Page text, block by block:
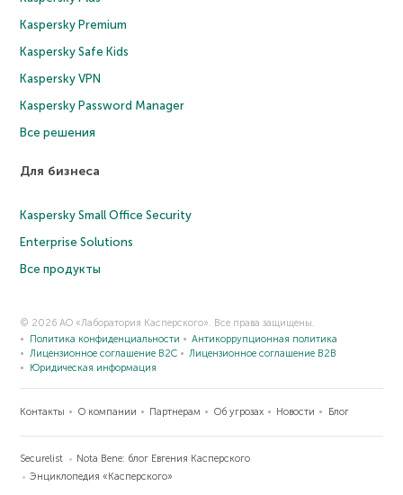
Kaspersky Premium
Kaspersky Safe Kids
Kaspersky VPN
Kaspersky Password Manager
Все решения
Для бизнеса
Kaspersky Small Office Security
Enterprise Solutions
Все продукты
© 2026 АО «Лаборатория Касперского». Все права защищены.
Политика конфиденциальности
Антикоррупционная политика
Лицензионное соглашение B2C
Лицензионное соглашение B2B
Юридическая информация
Контакты О компании Партнерам Об угрозах Новости Блог
Securelist
Nota Bene: блог Евгения Касперского
Энциклопедия «Касперского»